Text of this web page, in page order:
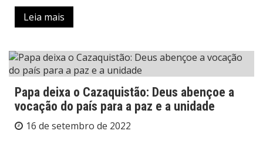
Leia mais
Papa deixa o Cazaquistão: Deus abençoe a
vocação do país para a paz e a unidade
16 de setembro de 2022